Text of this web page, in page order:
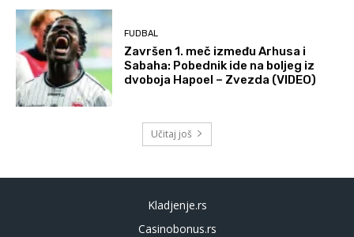
FUDBAL
Završen 1. meč između Arhusa i
Sabaha: Pobednik ide na boljeg iz
dvoboja Hapoel – Zvezda (VIDEO)
Učitaj još
Kladjenje.rs
Casinobonus.rs